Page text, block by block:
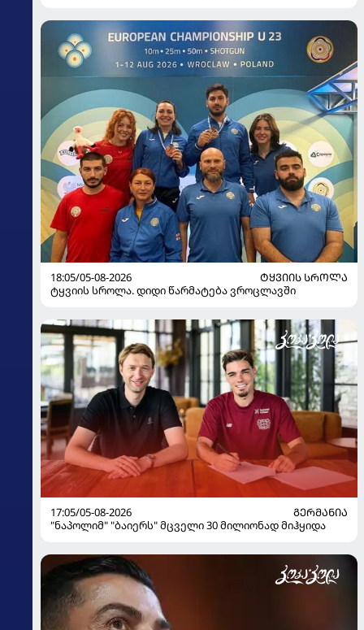
18:05/05-08-2026
ᲢᲧᲕᲘᲘᲡ ᲡᲠᲝᲚᲐ
ტყვიის სროლა. დიდი წარმატება ვროცლავში
17:05/05-08-2026
ᲒᲔᲠᲛᲐᲜᲘᲐ
"ნაპოლიმ" "ბაიერს" მცველი 30 მილიონად მიჰყიდა